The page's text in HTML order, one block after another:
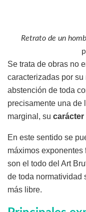
Retrato de un
Se trata de obras no
caracterizadas por
abstención de toda
precisamente una de
marginal, su
En este sentido se
máximos exponentes
son el todo del Art
de toda normatividad
más libre.